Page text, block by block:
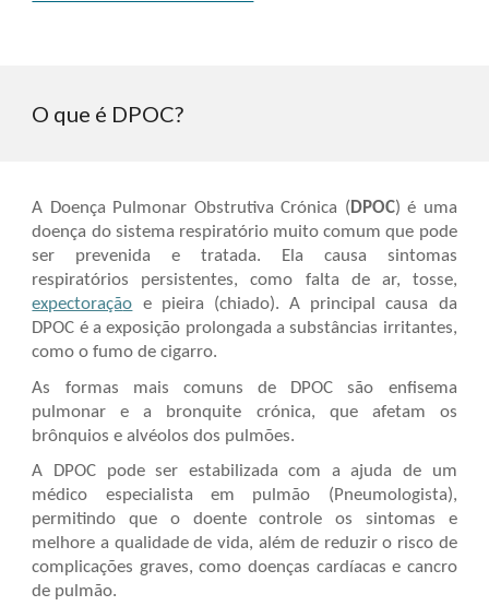
O que é DPOC?
A Doença Pulmonar Obstrutiva Crónica ( DPOC) é uma
doença do sistema respiratório muito comum que pode
ser prevenida e tratada. Ela causa sintomas
respiratórios persistentes, como falta de ar, tosse,
expectoração e pieira (chiado). A principal causa da
DPOC é a exposição prolongada a substâncias irritantes,
como o fumo de cigarro.
As formas mais comuns de DPOC são enfisema
pulmonar ea bronquite crónica, que afetam os
brônquios e alvéolos dos pulmões.
A DPOC pode ser estabilizada com a ajuda de um
médico especialista em pulmão (Pneumologista),
permitindo que o doente controle os sintomas e
melhore a qualidade de vida, além de reduzir o risco de
complicações graves, como doenças cardíacas e cancro
de pulmão.